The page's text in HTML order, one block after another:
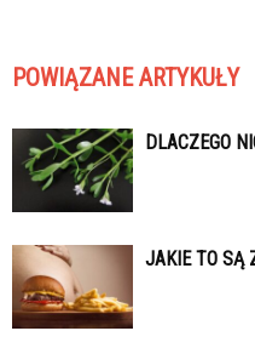
POWIĄZANE ARTYKUŁY
DLACZEGO
JAKIE TO SĄ